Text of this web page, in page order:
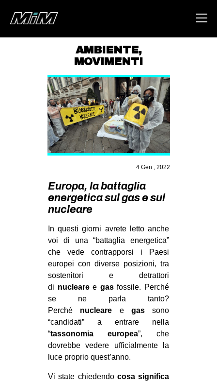
HOME
ABOUT
AREA
DEGENERAZIONE
GAZA FREESTYLE
CSOA LAMBRETTA
STUDENTI TSUNAMI
ZAM
MOBILITAZIONI
SPAZI
SPORT POPOLARE
MOVIMENTI
AMBIENTE
ANTIFASCISMO
DIRITTO ALL’ABITARE
GENERI
MIGRAZIONI
AMBIENTE,
MOVIMENTI
4 Gen , 2022
Europa, la battaglia
energetica sul gas e sul
nucleare
In questi giorni avrete letto anche
voi di una “battaglia energetica”
che vede contrapporsi i Paesi
europei con diverse posizioni, tra
sostenitori e detrattori
di nuclearee gasfossile. Perché
se ne parla tanto?
Perché nucleare e gassono
“candidati” a entrare nella
“tassonomia europea”, che
dovrebbe vedere ufficialmente la
luce proprio quest’anno.
Vi state chiedendo cosa significa